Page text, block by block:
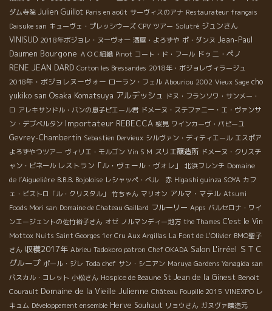
ダム寺院 Julien Guillot Paris en août サーヴィスのアナ Restaurateur français
Daisuke san キューヴェ・プレッシウーズ CPV ツアー Solutré ジュンさん
VINISUD 2018年ボジョレ・ヌーヴォー 酒屋・よろずや ポ・ダンヌ Jean-Paul
Daumen Bourgone ＡＯＣ組織 Pinot コート・ド・フール ドゥニ・ペノ
RENE JEAN DARD Corton les Bressandes 2018年・ボジョレヴィラージュ
2018年・ボジョレヌーヴォー ローラン・フェル Abouriou 2002 Vieux Sage cho
yukiko san Osaka Komatsuya アルデッシュ ドヌ・フランソワ・サンメー・
ロ アレキサンドル・バンの息子ピエール君 ドメーヌ・ステファニー・エ・ヴァンサ
ン・デブベルタン Importateur REBECCA 桜見 ワインカーヴ・パピーユ
Gevrey-Chambertin Sebastien Dervieux シルヴァン・ディティエール エスポア
よろずやつツアー ヴィリエ・モルゴン Vin S M スリエ醸造所 ドメーヌ・クリスチ
ャン・ビネール レストラン「ル・ヴェール・ヴォレ」 北浜フレンチ Domaine
de l’Aiguelière B.B.B. Bojoloise レシャッペ・ベル 赤 Higashi guinza SOYA カフ
ェ・ビストロ「ル・クリスタル」
竹ちゃん マリオン アルマ・マテル Atsumi
Foods Mori san Domaine de Chateau Gaillard フルーリー Apps バルセロナ・ワイ
ンエージェントの佐竹裕子さん オゼ ノルマンディー地方 the Thames C'est le Vin
Mottox Nuits Saint Georges 1er Cru Aux Argillas La Font de L'Olivier BMO聖子
さん 収穫2017年 Abrieu Tadokoro patron Chef OKADA Salon L'irréel ＳＴＣ
グループ ポール・ジレ Toda chef サン・シニアン Maruya Gardens Yanagida san
パスカル・コレット 小松さん Hospice de Beaune St Jean de la Ginest Benoit
Courault Domaine de la Vieille Julienne Château Poupille 2015 VINEXPO レ
キュム Développement ensemble Herve Souhaut リョウさん ガヌヴァ醸造元